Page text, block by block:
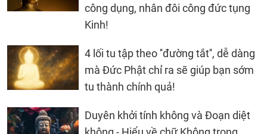
công dụng, nhân đôi công đức tụng
Kinh!
4 lối tu tập theo ''đường tắt'', dễ dàng
mà Đức Phật chỉ ra sẽ giúp bạn sớm
tu thành chính quả!
Duyên khởi tính không và Đoạn diệt